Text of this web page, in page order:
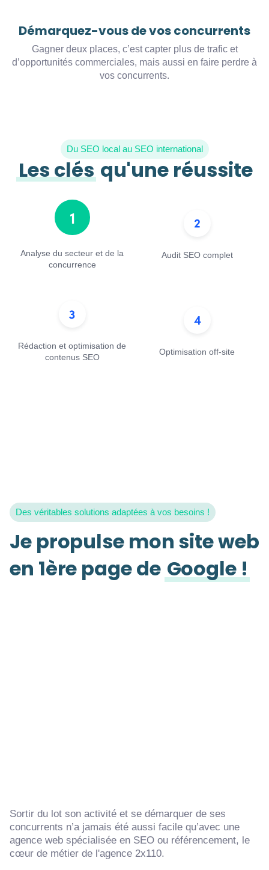
Démarquez-vous de vos concurrents
Gagner deux places, c’est capter plus de trafic et
d’opportunités commerciales, mais aussi en faire perdre à
vos concurrents.
Du SEO local au SEO international
Les clésqu'une réussite
Analyse du secteur et de la
concurrence
Audit SEO complet
Rédaction et optimisation de
contenus SEO
Optimisation off-site
Des véritables solutions adaptées à vos besoins !
Je propulse mon site web
en 1ère page de Google !
Sortir du lot son activité et se démarquer de ses
concurrents n’a jamais été aussi facile qu’avec une
agence web spécialisée en SEO ou référencement, le
cœur de métier de l'agence 2x110.